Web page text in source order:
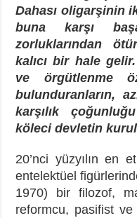
Dahası oligarşinin
buna karşı
zorluklarından
kalıcı bir hale
ve örgütlenme
bulunduranların,
karşılık
köleci devletin
20’nci yüzyılın en
entelektüel
1970) bir filozof,
reformcu, pasifist ve